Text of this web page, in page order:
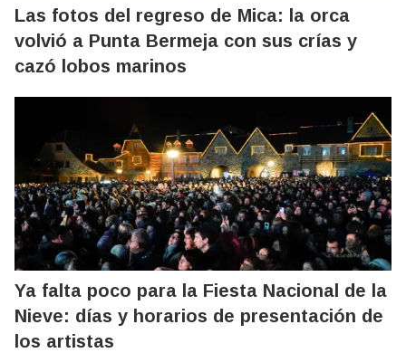
Las fotos del regreso de Mica: la orca
volvió a Punta Bermeja con sus crías y
cazó lobos marinos
Ya falta poco para la Fiesta Nacional de la
Nieve: días y horarios de presentación de
los artistas